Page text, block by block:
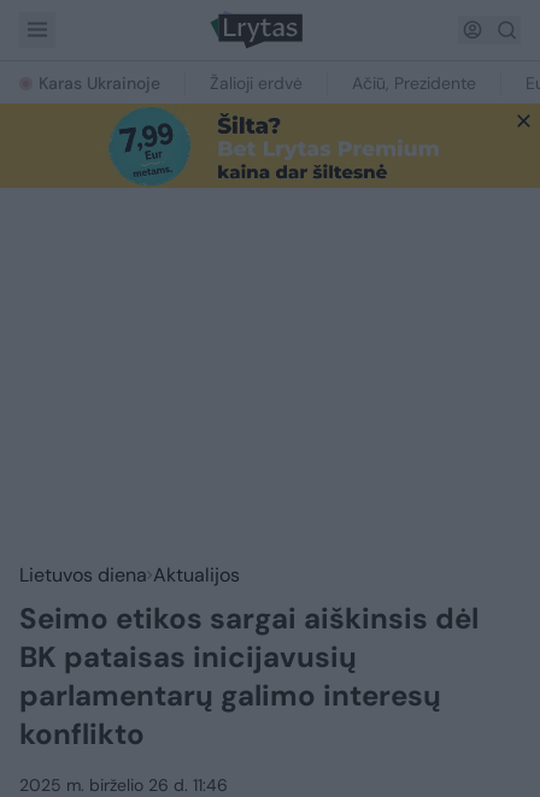
Karas Ukrainoje Žalioji erdvė Ačiū, Prezidente
Lietuvos diena Aktualijos
Seimo etikos sargai aiškinsis dėl
BK pataisas inicijavusių
parlamentarų galimo interesų
konflikto
2025 m. birželio 26 d. 11:46